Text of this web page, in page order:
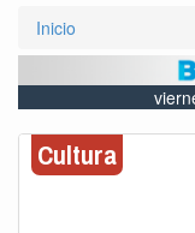
Inicio
Cultura